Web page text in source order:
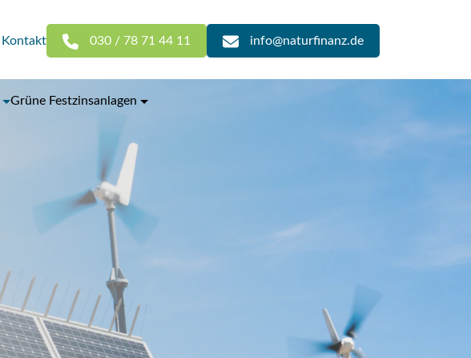
Kontakt 030 / 78 71 44 11 info@naturfinanz.de
Grüne Festzinsanlagen